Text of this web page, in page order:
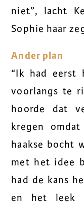
niet”, lacht
Sophie haar
Ander plan
“Ik had eerst
voorlangs te
hoorde dat
kregen
haakse bocht
met het idee
had de kans
en het leek